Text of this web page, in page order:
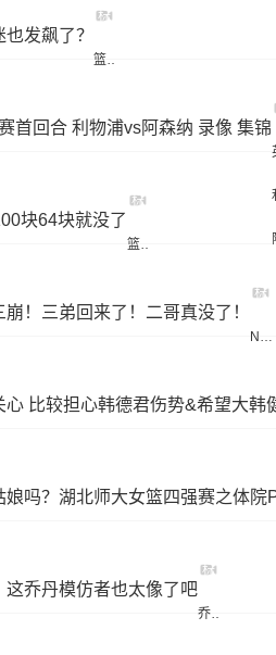
发飙了？
标
篮球
首回合 利物浦vs阿森纳 录像 集锦
块64块就没了
标
篮球
！三弟回来了！二哥真没了！
标
NBA
比较担心韩德君伤势&希望大韩
吗？湖北师大女篮四强赛之体院
乔丹模仿者也太像了吧
标
乔丹